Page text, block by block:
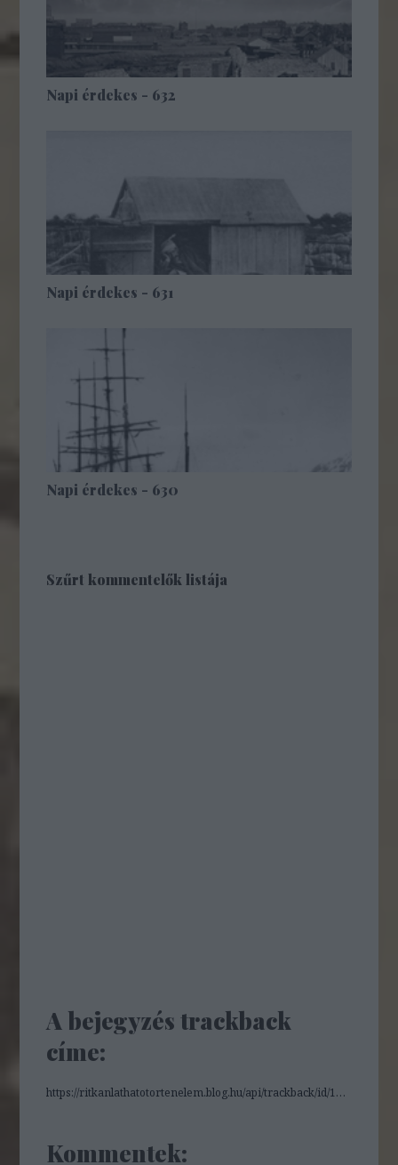
Napi érdekes - 632
Napi érdekes - 631
Napi érdekes - 630
Szűrt kommentelők listája
A bejegyzés trackback
címe:
https://ritkanlathatotortenelem.blog.hu/api/trackback/id/19045648
Kommentek: